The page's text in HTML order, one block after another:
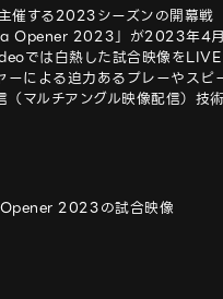
催する2023シーズンの開幕戦
Opener 2023」が2023年4
では白熱した試合映像をLIVE
による迫力あるプレーやスピ
マルチアングル映像配信）技
2023の試合映像